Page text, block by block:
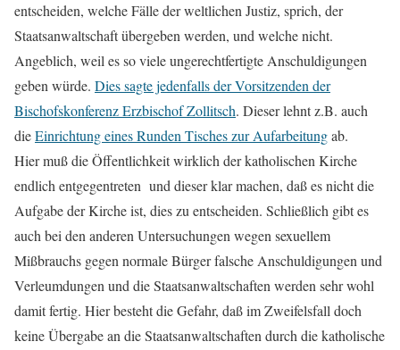
entscheiden, welche Fälle der weltlichen Justiz, sprich, der
Staatsanwaltschaft übergeben werden, und welche nicht.
Angeblich, weil es so viele ungerechtfertigte Anschuldigungen
geben würde. Dies sagte jedenfalls der Vorsitzenden der
Bischofskonferenz Erzbischof Zollitsch. Dieser lehnt z.B. auch
dieEinrichtung eines Runden Tisches zur Aufarbeitungab.
Hier muß die Öffentlichkeit wirklich der katholischen Kirche
endlich entgegentreten und dieser klar machen, daß es nicht die
Aufgabe der Kirche ist, dies zu entscheiden. Schließlich gibt es
auch bei den anderen Untersuchungen wegen sexuellem
Mißbrauchs gegen normale Bürger falsche Anschuldigungen und
Verleumdungen und die Staatsanwaltschaften werden sehr wohl
damit fertig. Hier besteht die Gefahr, daß im Zweifelsfall doch
keine Übergabe an die Staatsanwaltschaften durch die katholische